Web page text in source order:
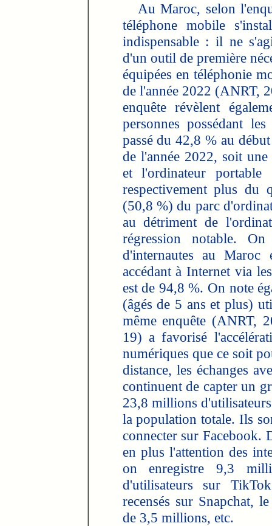
Au Maroc, selon
téléphone mobile
indispensable : il ne
d'un outil de première
équipées en téléphonie
de l'année 2022 (ANRT,
enquête révèlent
personnes possédant
passé du 42,8 % au
de l'année 2022, soit
et l'ordinateur portable
respectivement plus
(50,8 %) du parc
au détriment de
régression notable.
d'internautes au Maroc
accédant à Internet via
est de 94,8 %. On note
(âgés de 5 ans et plus)
même enquête (ANRT,
19) a favorisé
numériques que ce soit
distance, les échanges
continuent de capter un
23,8 millions
la population totale. Ils
connecter sur Facebook.
en plus l'attention des
on enregistre 9,3
d'utilisateurs sur
recensés sur Snapchat,
de 3,5 millions, etc.